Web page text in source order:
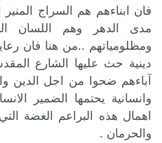
فان ابناءهم هم السراج
مدى الدهر وهم اللسان
ومظلومياتهم ..من هنا فان
دينية حث عليها الشارع
آباءهم ضحوا من اجل الدين
وانسانية يحتمها الضمير
اهمال هذه البراعم الغضة
والحرمان .